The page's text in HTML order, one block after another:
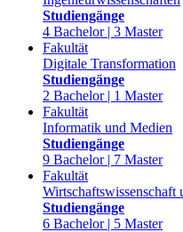
Studiengänge
4 Bachelor | 3 Master
Fakultät
Digitale Transformation
Studiengänge
2 Bachelor | 1 Master
Fakultät
Informatik und Medien
Studiengänge
9 Bachelor | 7 Master
Fakultät
Wirtschaftswissenschaft
Studiengänge
6 Bachelor | 5 Master